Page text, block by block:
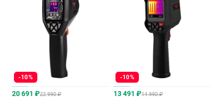
-10%
20 691 ₽22 990 ₽
-10%
13 491 ₽14 990 ₽